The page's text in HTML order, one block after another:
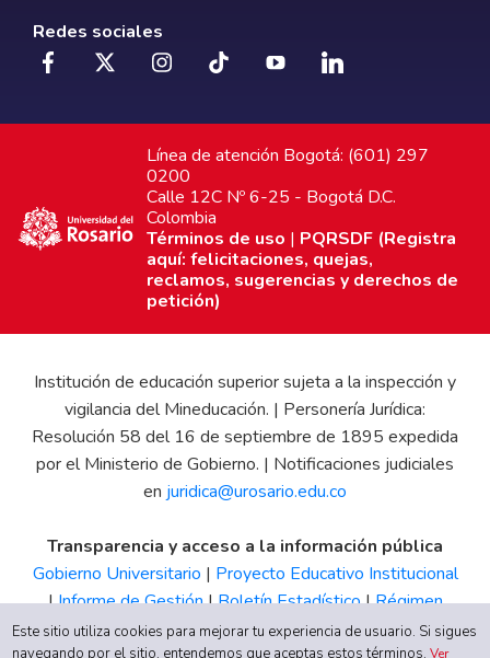
Redes sociales
Línea de atención Bogotá: (601) 297
0200
Calle 12C Nº 6-25 - Bogotá D.C.
Colombia
Términos de uso | PQRSDF (Registra
aquí: felicitaciones, quejas,
reclamos, sugerencias y derechos de
petición)
Institución de educación superior sujeta a la inspección y
vigilancia del Mineducación. | Personería Jurídica:
Resolución 58 del 16 de septiembre de 1895 expedida
por el Ministerio de Gobierno. | Notificaciones judiciales
en juridica@urosario.edu.co
Transparencia y acceso a la información pública
Gobierno Universitario | Proyecto Educativo Institucional
|Informe de Gestión|Boletín Estadístico|Régimen
Tributario|Estados Financieros |Código de Ética| Canal
Este sitio utiliza cookies para mejorar tu experiencia de usuario. Si sigues
navegando por el sitio, entendemos que aceptas estos términos.Ver